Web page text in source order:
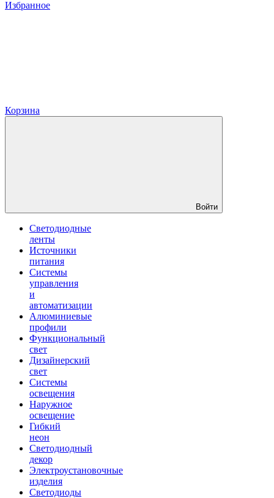
Избранное
Корзина
Войти
Светодиодные
ленты
Источники
питания
Системы
управления
и
автоматизации
Алюминиевые
профили
Функциональный
свет
Дизайнерский
свет
Системы
освещения
Наружное
освещение
Гибкий
неон
Светодиодный
декор
Электроустановочные
изделия
Светодиоды